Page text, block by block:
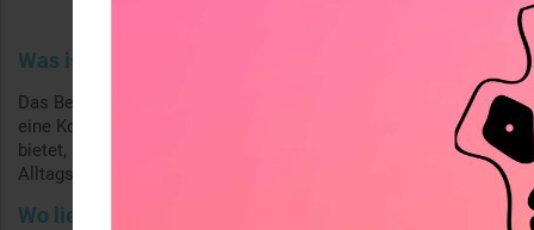
Was ist für Dich, Ina, das Besondere am Bouldern?
Das Besondere am Bouldern ist für mich, dass es nicht nur
eine Kombination aus körperlicher und geistiger Anstrengung
bietet, sondern auch perfekt ist, um Freunde zu treffen und den
Alltagsstress hinter sich zu lassen.
Wo liegt der Unterschied zu „anderen Sportarten“?